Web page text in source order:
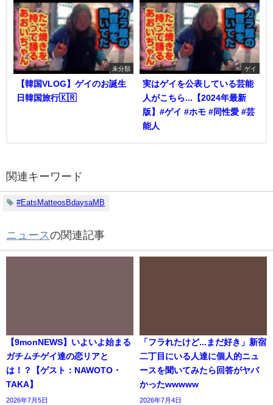
未分類
【韓国VLOG】ゲイのお誕生
日韓国旅行🇰🇷
ゲイ
実はゲイを公表している芸能
人がこちら...【2024年最新
版】#ゲイ #ホモ #同性愛 #芸
能人
関連キーワード
#EatsMatteosBdaysaMB
ニュースの関連記事
【9monNEWS】いよいよ始まる
ガチムチゲイ達の恋リアと
は！？【ゲスト：NAWOTO・
TAKA】
2026年7月5日
「フラれたけど...まだ好き」新宿
二丁目にいる人達に個人的ニュ
ースを聞いてみたら回答がヤバ
かったwwwww
2026年7月4日